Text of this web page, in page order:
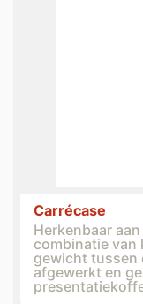
Carrécase
Herkenbaar
combinatie van
gewicht tussen
afgewerkt en